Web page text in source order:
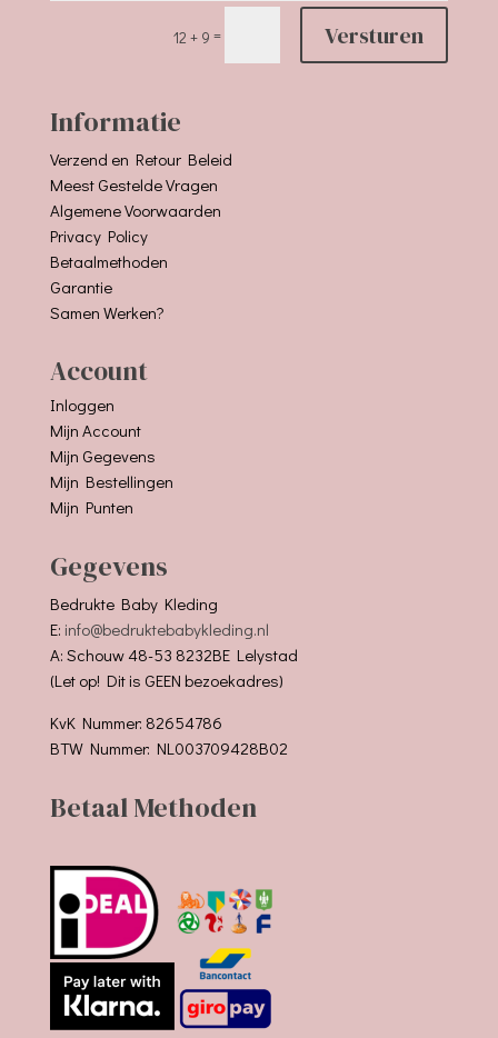
12 + 9 = Versturen
Informatie
Verzend en Retour Beleid
Meest Gestelde Vragen
Algemene Voorwaarden
Privacy Policy
Betaalmethoden
Garantie
Samen Werken?
Account
Inloggen
Mijn Account
Mijn Gegevens
Mijn Bestellingen
Mijn Punten
Gegevens
Bedrukte Baby Kleding
E: info@bedruktebabykleding.nl
A: Schouw 48-53 8232BE Lelystad
(Let op! Dit is GEEN bezoekadres)
KvK Nummer: 82654786
BTW Nummer: NL003709428B02
Betaal Methoden